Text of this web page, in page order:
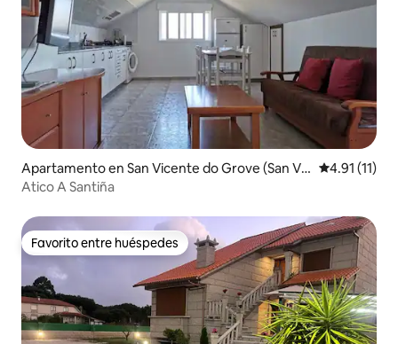
Apartamento en San Vicente do Grove (San Vic
ente)
Calificación
4.91 (11)
Atico A Santiña
Favorito entre huéspedes
Favorito entre huéspedes